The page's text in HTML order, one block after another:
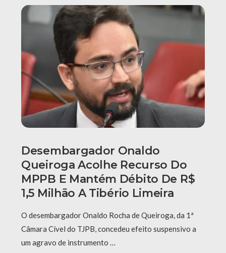
Desembargador Onaldo
Queiroga Acolhe Recurso Do
MPPB E Mantém Débito De R$
1,5 Milhão A Tibério Limeira
O desembargador Onaldo Rocha de Queiroga, da 1ª
Câmara Cível do TJPB, concedeu efeito suspensivo a
um agravo de instrumento …